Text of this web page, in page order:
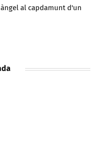
al capdamunt d'un